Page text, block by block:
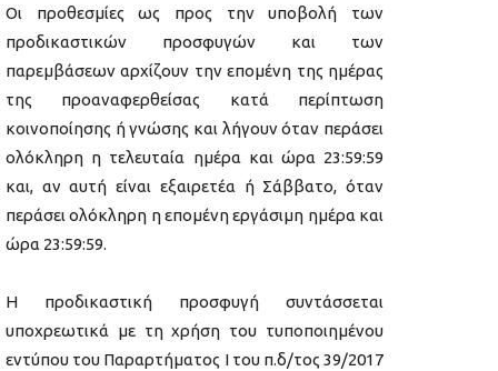
Οι προθεσμίες ως προς την υποβολή των
προδικαστικών προσφυγών και των
παρεμβάσεων αρχίζουν την επομένη της ημέρας
της προαναφερθείσας κατά περίπτωση
κοινοποίησης ή γνώσης και λήγουν όταν περάσει
ολόκληρη η τελευταία ημέρα και ώρα 23:59:59
και, αν αυτή είναι εξαιρετέα ή Σάββατο, όταν
περάσει ολόκληρη η επομένη εργάσιμη ημέρα και
ώρα 23:59:59.
Η προδικαστική προσφυγή συντάσσεται
υποχρεωτικά με τη χρήση του τυποποιημένου
εντύπου του Παραρτήματος Ι του π.δ/τος 39/2017